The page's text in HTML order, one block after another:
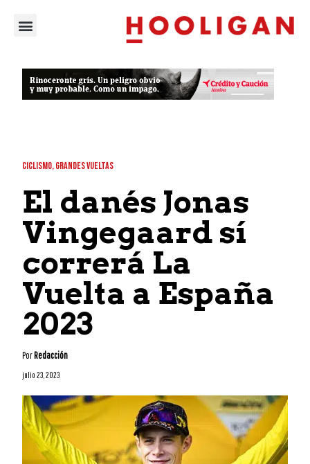
CICLISMO,GRANDES VUELTAS
El danés Jonas
Vingegaard sí
correrá La
Vuelta a España
2023
PorRedacción
julio 23, 2023